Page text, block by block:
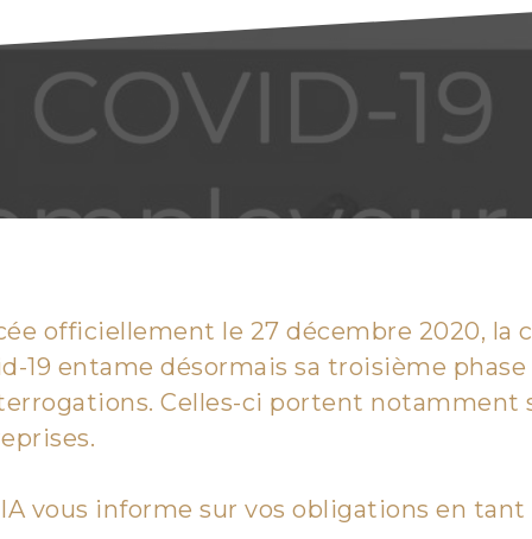
officiellement le 27 décembre 2020, la
19 entame désormais sa troisième
Celles-ci portent notamment
vous informe sur vos obligations en tant